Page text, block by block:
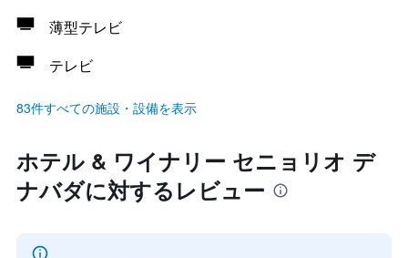
薄型テレビ
テレビ
83件すべての施設・設備を表示
ホテル & ワイナリー セニョリオ デ
ナバダに対するレビュー